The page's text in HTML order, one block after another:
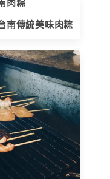
南傳統美味肉粽